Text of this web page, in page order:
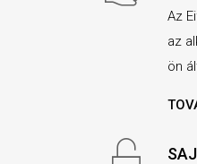
Az
az
ön